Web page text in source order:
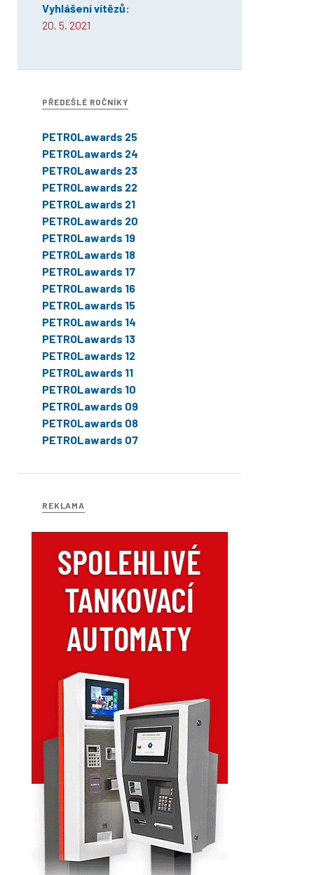
Vyhlášení vítězů:
20. 5. 2021
PŘEDEŠLÉ ROČNÍKY
PETROLawards 25
PETROLawards 24
PETROLawards 23
PETROLawards 22
PETROLawards 21
PETROLawards 20
PETROLawards 19
PETROLawards 18
PETROLawards 17
PETROLawards 16
PETROLawards 15
PETROLawards 14
PETROLawards 13
PETROLawards 12
PETROLawards 11
PETROLawards 10
PETROLawards 09
PETROLawards 08
PETROLawards 07
REKLAMA